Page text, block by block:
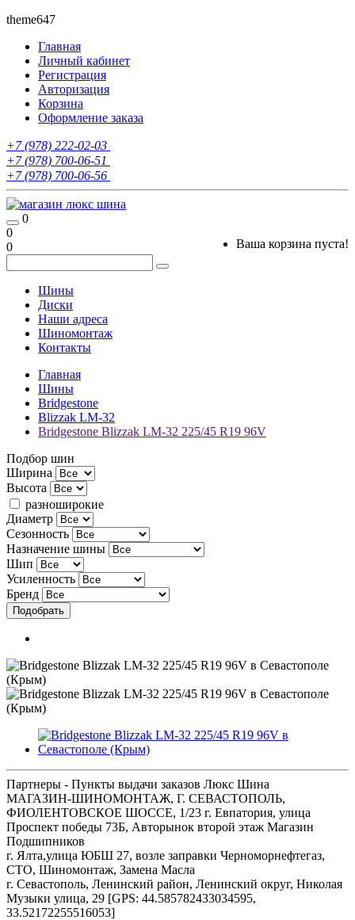
theme647
Главная
Личный кабинет
Регистрация
Авторизация
Корзина
Оформление заказа
+7 (978) 222-02-03
+7 (978) 700-06-51
+7 (978) 700-06-56
0
Ваша корзина пуста!
0
0
Шины
Диски
Наши адреса
Шиномонтаж
Контакты
Главная
Шины
Bridgestone
Blizzak LM-32
Bridgestone Blizzak LM-32 225/45 R19 96V
Подбор шин
Ширина
Высота
разноширокие
Диаметр
Сезонность
Назначение шины
Шип
Усиленность
Бренд
Партнеры - Пункты выдачи заказов Люкс Шина
МАГАЗИН-ШИНОМОНТАЖ, Г. СЕВАСТОПОЛЬ,
ФИОЛЕНТОВСКОЕ ШОССЕ, 1/23 г. Евпатория, улица
Проспект победы 73Б, Авторынок второй этаж Магазин
Подшипников
г. Ялта,улица ЮБШ 27, возле заправки Черноморнефтегаз,
СТО, Шиномонтаж, Замена Масла
г. Севастополь, Ленинский район, Ленинский округ, Николая
Музыки улица, 29 [GPS: 44.585782433034595,
33.52172255516053]